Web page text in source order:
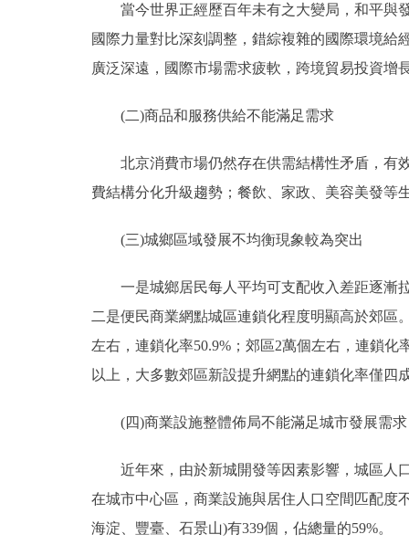
當今世界正經歷百年未有之大變局，和平與發
國際力量對比深刻調整，錯綜複雜的國際環境
廣泛深遠，國際市場需求疲軟，跨境貿易投資
(二)商品和服務供給不能滿足需求
北京消費市場仍然存在供需結構性矛盾，有效
費結構分化升級趨勢；餐飲、家政、美容美發等
(三)城鄉區域發展不均衡現象較為突出
一是城鄉居民每人平均可支配收入差距逐漸拉
二是便民商業網點城區連鎖化程度明顯高於郊區
左右，連鎖化率50.9%；郊區2萬個左右，連鎖
以上，大多數郊區新設提升網點的連鎖化率僅四
(四)商業設施整體佈局不能滿足城市發展需求
近年來，由於新城開發等因素影響，城區人口
在城市中心區，商業設施與居住人口空間匹配度
海淀、豐臺、石景山)有339個，佔總量的59%。